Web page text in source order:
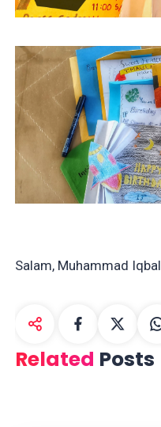
Salam, Muhammad Iqbal
Related Posts